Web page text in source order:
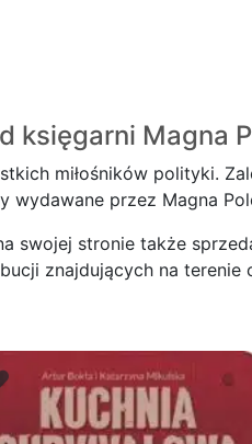
księgarni Magna
miłośników polityki.
wydawane przez Magna
swojej stronie także
znajdujących na terenie